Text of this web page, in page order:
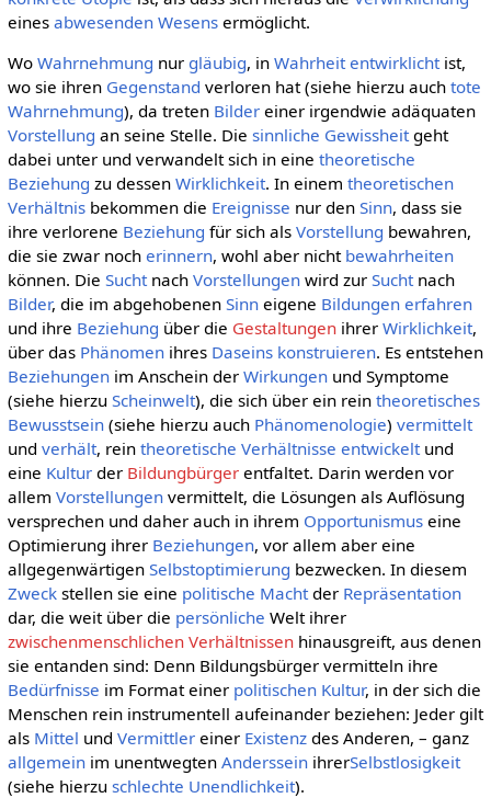
eines abwesenden Wesensermöglicht.
Wo Wahrnehmung nur gläubig, in Wahrheit entwirklichtist,
wo sie ihren Gegenstand verloren hat (siehe hierzu auch tote
Wahrnehmung), da treten Bildereiner irgendwie adäquaten
Vorstellung an seine Stelle. Die sinnliche Gewissheitgeht
dabei unter und verwandelt sich in eine theoretische
Beziehung zu dessen Wirklichkeit. In einem theoretischen
Verhältnisbekommen die Ereignisse nur den Sinn, dass sie
ihre verlorene Beziehung für sich als Vorstellung bewahren,
die sie zwar noch erinnern, wohl aber nicht bewahrheiten
können. Die Suchtnach Vorstellungenwird zur Suchtnach
Bilder, die im abgehobenen Sinneigene Bildungen erfahren
und ihre Beziehung über die Gestaltungenihrer Wirklichkeit,
über das Phänomenihres Daseins konstruieren. Es entstehen
Beziehungenim Anschein der Wirkungenund Symptome
(siehe hierzu Scheinwelt), die sich über ein rein theoretisches
Bewusstsein(siehe hierzu auch Phänomenologie) vermittelt
und verhält, rein theoretische Verhältnisse entwickeltund
eine Kulturder Bildungbürgerentfaltet. Darin werden vor
allem Vorstellungenvermittelt, die Lösungen als Auflösung
versprechen und daher auch in ihrem Opportunismuseine
Optimierung ihrer Beziehungen, vor allem aber eine
allgegenwärtigen Selbstoptimierung bezwecken. In diesem
Zweckstellen sie eine politische Machtder Repräsentation
dar, die weit über die persönliche Welt ihrer
zwischenmenschlichen Verhältnissenhinausgreift, aus denen
sie entanden sind: Denn Bildungsbürger vermitteln ihre
Bedürfnisse im Format einer politischen Kultur, in der sich die
Menschen rein instrumentell aufeinander beziehen: Jeder gilt
als Mittel und Vermittlereiner Existenzdes Anderen, – ganz
allgemeinim unentwegten AndersseinihrerSelbstlosigkeit
(siehe hierzu schlechte Unendlichkeit).